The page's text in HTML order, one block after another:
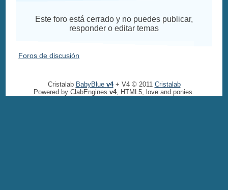
Este foro está cerrado y no puedes publicar,
responder o editar temas
Foros de discusión
Cristalab BabyBlue v4+ V4 © 2011 Cristalab
Powered by ClabEngines v4, HTML5, love and ponies.